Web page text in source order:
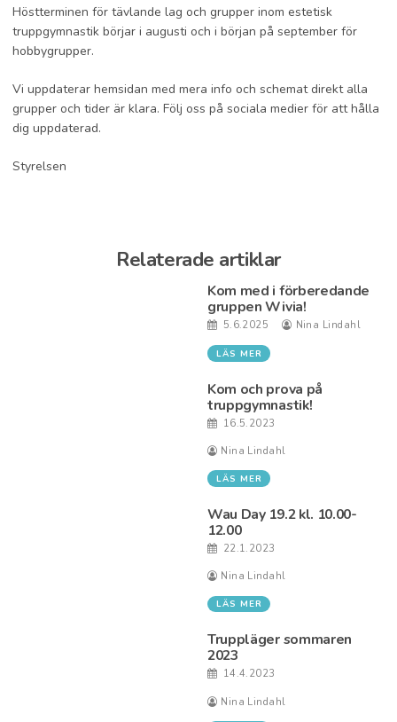
Höstterminen för tävlande lag och grupper inom estetisk
truppgymnastik börjar i augusti och i början på september för
hobbygrupper.
Vi uppdaterar hemsidan med mera info och schemat direkt alla
grupper och tider är klara. Följ oss på sociala medier för att hålla
dig uppdaterad.
Styrelsen
Relaterade artiklar
Kom med i förberedande
gruppen Wivia!
5.6.2025 Nina Lindahl
LÄS MER
Kom och prova på
truppgymnastik!
16.5.2023
Nina Lindahl
LÄS MER
Wau Day 19.2 kl. 10.00-
12.00
22.1.2023
Nina Lindahl
LÄS MER
Truppläger sommaren
2023
14.4.2023
Nina Lindahl